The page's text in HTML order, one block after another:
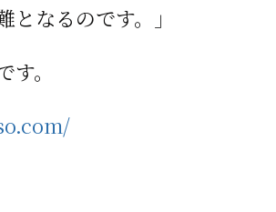
となるのです。」
。